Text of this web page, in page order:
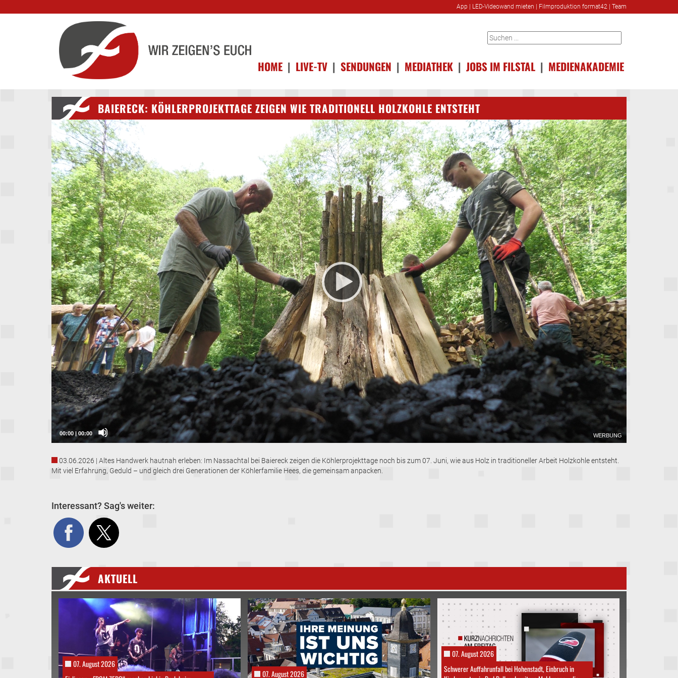
App LED-Videowand mieten Filmproduktion format42 Team
HOME | LIVE-TV | SENDUNGEN | MEDIATHEK | JOBS IM FILSTAL | MEDIENAKADEMIE
BAIERECK: KÖHLERPROJEKTTAGE ZEIGEN WIE TRADITIONELL HOLZKOHLE ENTSTEHT
03.06.2026 | Altes Handwerk hautnah erleben: Im Nassachtal bei Baiereck zeigen die Köhlerprojekttage noch bis zum 07. Juni, wie aus Holz in traditioneller Arbeit Holzkohle entsteht.
Mit viel Erfahrung, Geduld – und gleich drei Generationen der Köhlerfamilie Hees, die gemeinsam anpacken.
Interessant? Sag's weiter:
AKTUELL
07. August 2026
07. August 2026
07. August 2026
Schwerer Auffahrunfall bei Hohenstadt, Einbruch in